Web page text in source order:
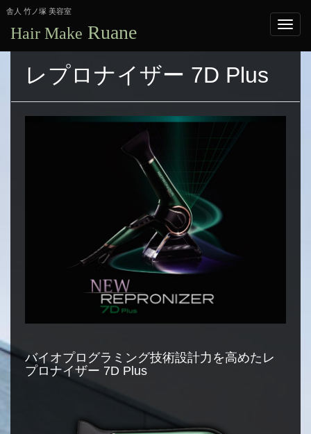
舎人 竹ノ塚 美容室
Hair Make Ruane
レプロナイザー 7D Plus
バイオプログラミング技術設計力を高めたレ
プロナイザー 7D Plus